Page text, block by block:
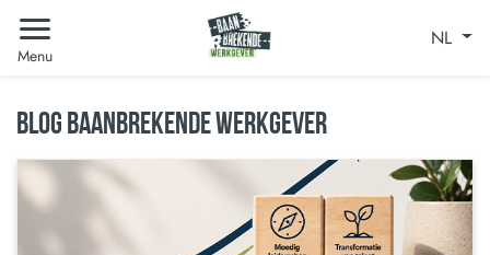
Menu
NL
BLOG BAANBREKENDE WERKGEVER